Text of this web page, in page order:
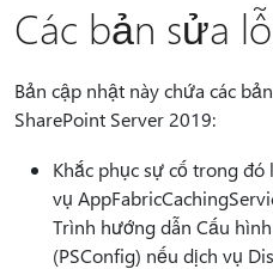
Các bản sửa
Bản cập nhật này chứa các
SharePoint Server 2019:
Khắc phục sự cố trong
vụ
Trình hướng dẫn Cấu
(PSConfig) nếu dịch vụ